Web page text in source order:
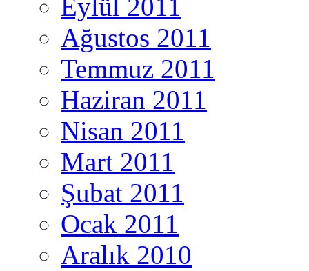
Eylül 2011
Ağustos 2011
Temmuz 2011
Haziran 2011
Nisan 2011
Mart 2011
Şubat 2011
Ocak 2011
Aralık 2010